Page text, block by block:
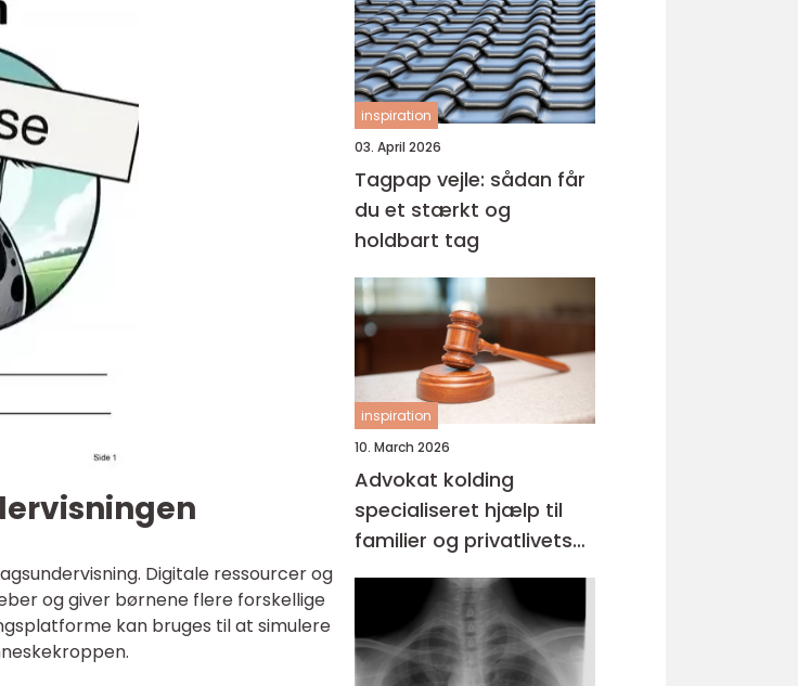
Digitale ressourcer og
og giver børnene flere forskellige
kan bruges til at simulere
inspiration
03. April 2026
Tagpap vejle: sådan får
du et stærkt og
holdbart tag
inspiration
10. March 2026
Advokat kolding
specialiseret hjælp til
familier og privatlivets
jura